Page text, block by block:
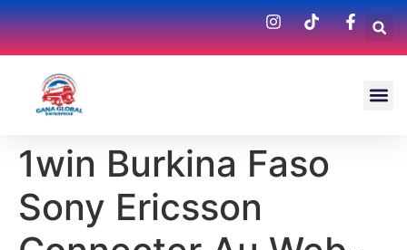
1win Burkina Faso
Sony Ericsson